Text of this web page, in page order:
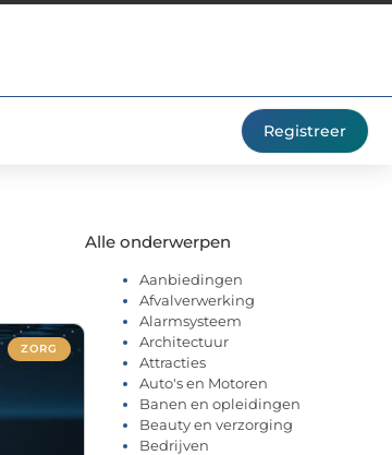
Registreer
ZORG
Alle onderwerpen
Aanbiedingen
Afvalverwerking
Alarmsysteem
Architectuur
Attracties
Auto's en Motoren
Banen en opleidingen
Beauty en verzorging
Bedrijven